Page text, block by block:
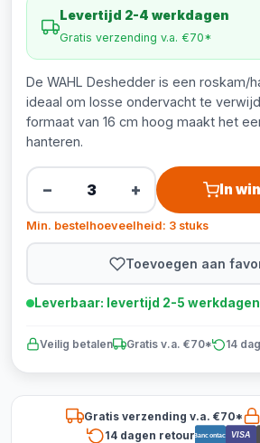
Levertijd 2-4 werkdagen
Gratis verzending v.a. €70*
De WAHL Deshedder is een roskam/
ideaal om losse ondervacht te
formaat van 16 cm hoog maakt het
hanteren.
− + In
Min. bestelhoeveelheid: 3 stuks
Toevoegen aan
Leverbaar: levertijd 2-5 werkdagen
Veilig betalen Gratis v.a. €70* 14
Gratis verzending v.a. €70*
14 dagen retourBancontact VISA